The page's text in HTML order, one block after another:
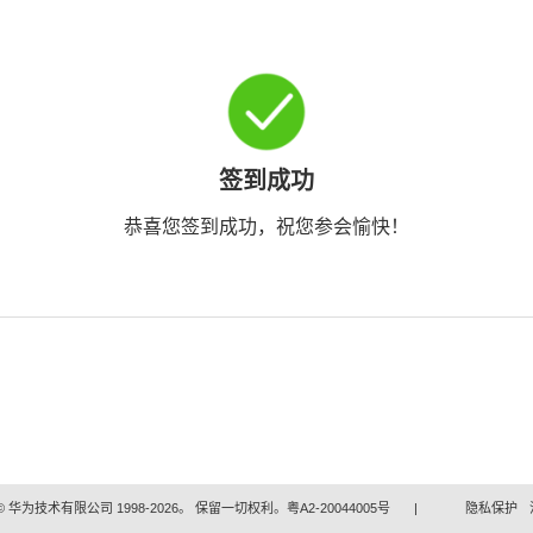
签到成功
恭喜您签到成功，祝您参会愉快！
华为技术有限公司 1998-2026。 保留一切权利。粤A2-20044005号 | 隐私保护